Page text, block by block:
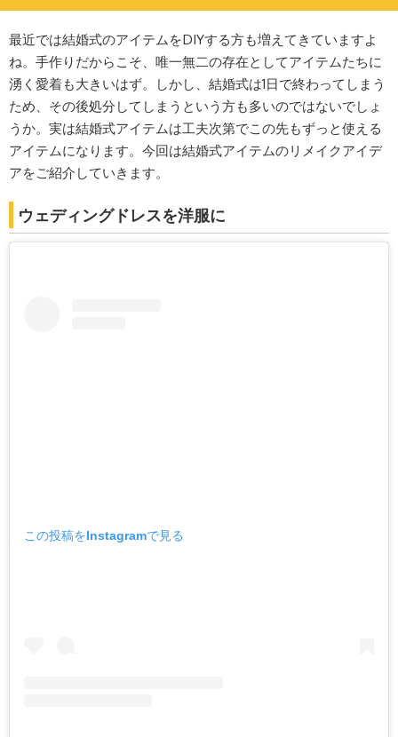
最近では結婚式のアイテムをDIYする方も増えてきていますよ
ね。手作りだからこそ、唯一無二の存在としてアイテムたちに
湧く愛着も大きいはず。しかし、結婚式は1日で終わってしまう
ため、その後処分してしまうという方も多いのではないでしょ
うか。実は結婚式アイテムは工夫次第でこの先もずっと使える
アイテムになります。今回は結婚式アイテムのリメイクアイデ
アをご紹介していきます。
ウェディングドレスを洋服に
この投稿をInstagramで見る